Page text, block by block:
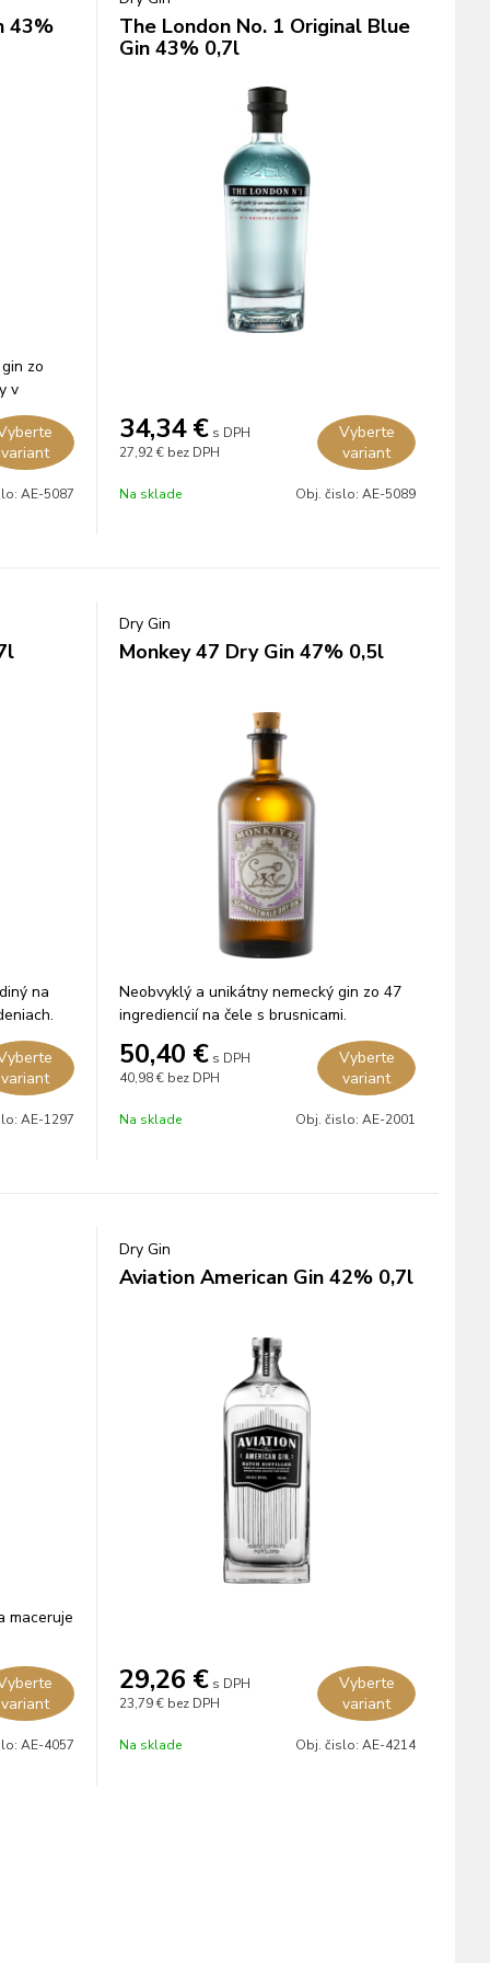
43%
zo
v
variant
AE-5087
The London No. 1 Original Blue
Gin 43% 0,7l
34,34 € s DPH
27,92 € bez DPH
Vyberte
variant
Na sklade Obj. čislo: AE-5089
na
variant
AE-1297
Dry Gin
Monkey 47 Dry Gin 47% 0,5l
Neobvyklý a unikátny nemecký gin zo 47
ingrediencií na čele s brusnicami.
50,40 € s DPH
40,98 € bez DPH
Vyberte
variant
Na sklade Obj. čislo: AE-2001
maceruje
variant
AE-4057
Dry Gin
Aviation American Gin 42% 0,7l
29,26 € s DPH
23,79 € bez DPH
Vyberte
variant
Na sklade Obj. čislo: AE-4214